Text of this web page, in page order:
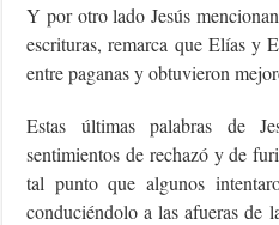
Y por otro lado Jesús
escrituras, remarca que Elías y
entre paganas y obtuvieron
Estas últimas palabras de
sentimientos de rechazó y de
tal punto que algunos
conduciéndolo a las afueras de